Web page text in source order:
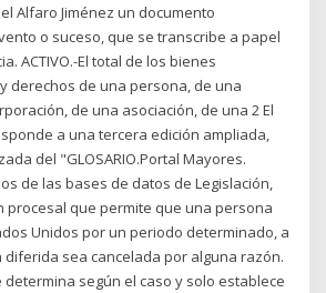
Alfaro Jiménez un documento
o suceso, que se transcribe a papel
ACTIVO.-El total de los bienes
derechos de una persona, de una
de una asociación, de una 2 El
a una tercera edición ampliada,
del "GLOSARIO.Portal Mayores.
de las bases de datos de Legislación,
procesal que permite que una persona
Unidos por un periodo determinado, a
diferida sea cancelada por alguna razón.
determina según el caso y solo establece